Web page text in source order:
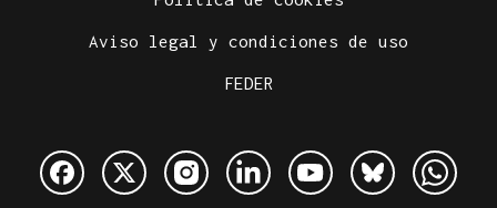
Aviso legal y condiciones de uso
FEDER